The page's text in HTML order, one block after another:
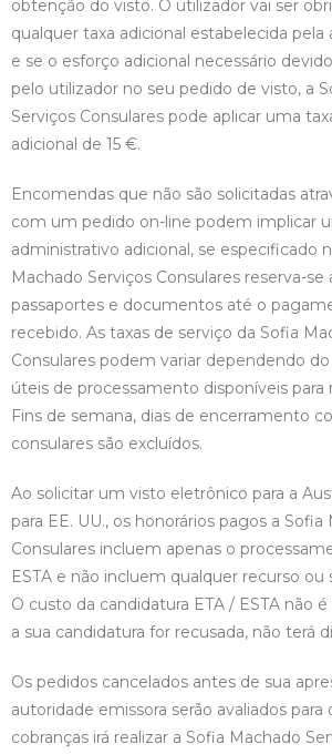
obtenção do visto. O utilizador vai ser
qualquer taxa adicional estabelecida pela
e se o esforço adicional necessário
pelo utilizador no seu pedido de visto, a
Serviços Consulares pode aplicar uma
adicional de 15 €.
Encomendas que não são solicitadas
com um pedido on-line podem implicar
administrativo adicional, se especificado
Machado Serviços Consulares reserva-
passaportes e documentos até o
recebido. As taxas de serviço da Sofia
Consulares podem variar dependendo
úteis de processamento disponíveis para
Fins de semana, dias de encerramento
consulares são excluídos.
Ao solicitar um visto eletrônico para a
para EE. UU., os honorários pagos a
Consulares incluem apenas o
ESTA e não incluem qualquer recurso ou
O custo da candidatura ETA / ESTA não
a sua candidatura for recusada, não terá
Os pedidos cancelados antes de sua
autoridade emissora serão avaliados para
cobranças irá realizar a Sofia Machado